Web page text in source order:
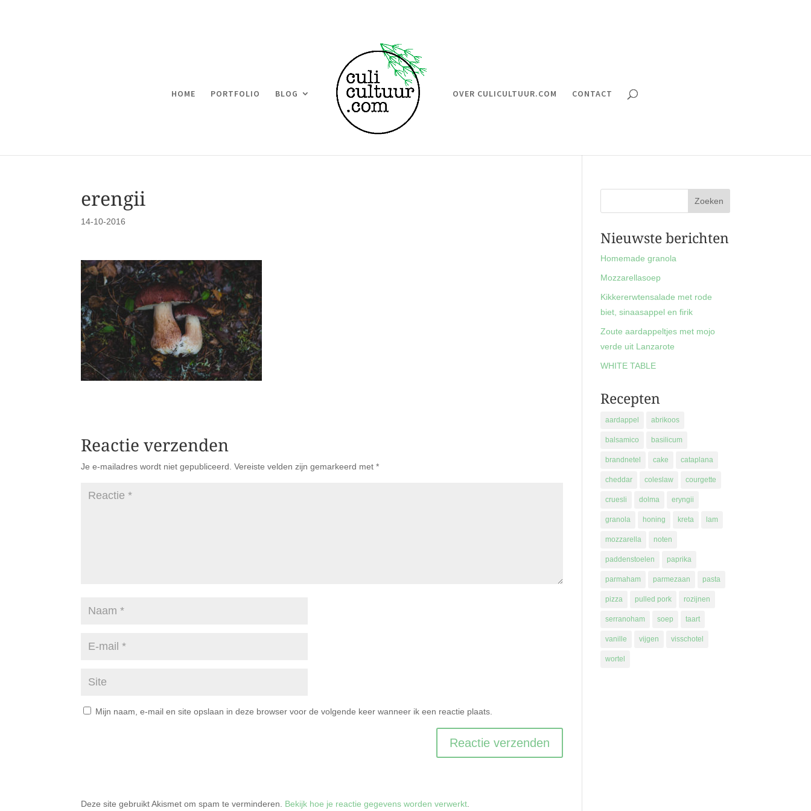
HOME PORTFOLIO BLOG OVER CULICULTUUR.COM CONTACT
erengii
14-10-2016
Reactie verzenden
Je e-mailadres wordt niet gepubliceerd. Vereiste velden zijn gemarkeerd met*
Mijn naam, e-mail en site opslaan in deze browser voor de volgende keer wanneer ik een reactie plaats.
Deze site gebruikt Akismet om spam te verminderen. Bekijk hoe je reactie gegevens worden verwerkt
Nieuwste berichten
Homemade granola
Mozzarellasoep
Kikkererwtensalade met rode
biet, sinaasappel en firik
Zoute aardappeltjes met mojo
verde uit Lanzarote
WHITE TABLE
Recepten
aardappel abrikoos
balsamico basilicum
brandnetel cake cataplana
cheddar coleslaw courgette
cruesli dolma eryngii
granola honing kreta lam
mozzarella noten
paddenstoelen paprika
parmaham parmezaan pasta
pizza pulled pork rozijnen
serranoham soep taart
vanille vijgen visschotel
wortel